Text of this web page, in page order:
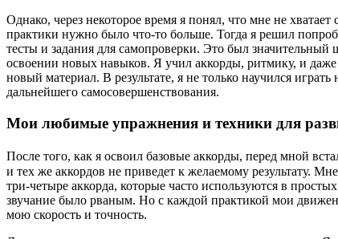
Однако, через некоторое время я понял, что мне не
практики нужно было что-то больше. Тогда я решил
тесты и задания для самопроверки. Это был
освоении новых навыков. Я учил аккорды, ритмику, и
новый материал. В результате, я не только научился
дальнейшего самосовершенствования.
Мои любимые упражнения и техники для
После того, как я освоил базовые аккорды, перед мной
и тех же аккордов не приведет к желаемому результату.
три-четыре аккорда, которые часто используются в
звучание было рваным. Но с каждой практикой мои
мою скорость и точность.